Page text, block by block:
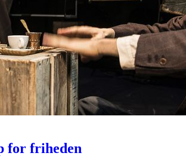
for friheden